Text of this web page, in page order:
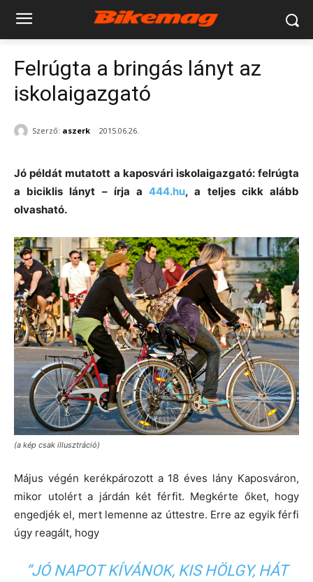
Felrúgta a bringás lányt az
iskolaigazgató
Szerző: aszerk 2015.06.26.
Jó példát mutatott a kaposvári iskolaigazgató: felrúgta
a biciklis lányt – írja a444.hu, a teljes cikk alább
olvasható.
(a kép csak illusztráció)
Május végén kerékpározott a 18 éves lány Kaposváron,
mikor utolért a járdán két férfit. Megkérte őket, hogy
engedjék el, mert lemenne az úttestre. Erre az egyik férfi
úgy reagált, hogy
“JÓ NAPOT KÍVÁNOK, KIS HÖLGY, HÁT